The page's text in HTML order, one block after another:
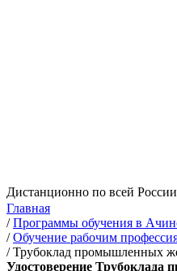
Дистанционно по всей России
Главная
/Программы обучения в
/Обучение рабочим
/Трубоклад промышленных
Удостоверение